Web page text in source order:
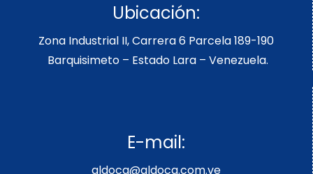
Ubicación:
Zona Industrial II, Carrera 6 Parcela 189-190
Barquisimeto – Estado Lara – Venezuela.
E-mail:
aldoca@aldoca.com.ve